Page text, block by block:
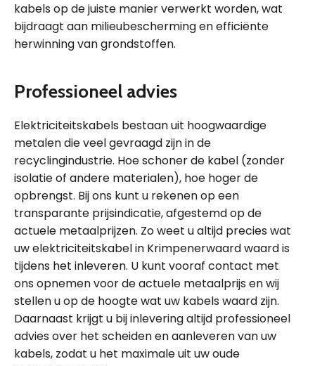
kabels op de juiste manier verwerkt worden, wat
bijdraagt aan milieubescherming en efficiënte
herwinning van grondstoffen.
Professioneel advies
Elektriciteitskabels bestaan uit hoogwaardige
metalen die veel gevraagd zijn in de
recyclingindustrie. Hoe schoner de kabel (zonder
isolatie of andere materialen), hoe hoger de
opbrengst. Bij ons kunt u rekenen op een
transparante prijsindicatie, afgestemd op de
actuele metaalprijzen. Zo weet u altijd precies wat
uw elektriciteitskabel in Krimpenerwaard waard is
tijdens het inleveren. U kunt vooraf contact met
ons opnemen voor de actuele metaalprijs en wij
stellen u op de hoogte wat uw kabels waard zijn.
Daarnaast krijgt u bij inlevering altijd professioneel
advies over het scheiden en aanleveren van uw
kabels, zodat u het maximale uit uw oude